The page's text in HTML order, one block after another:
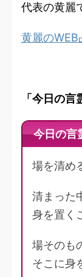
代表の黄麗
黄麗の
「今日の言
今日の
場を清め
清まった
身を置く
場そのも
そこに身